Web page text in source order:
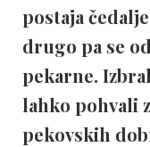
postaja
drugo pa se
pekarne.
lahko pohvali
pekovskih